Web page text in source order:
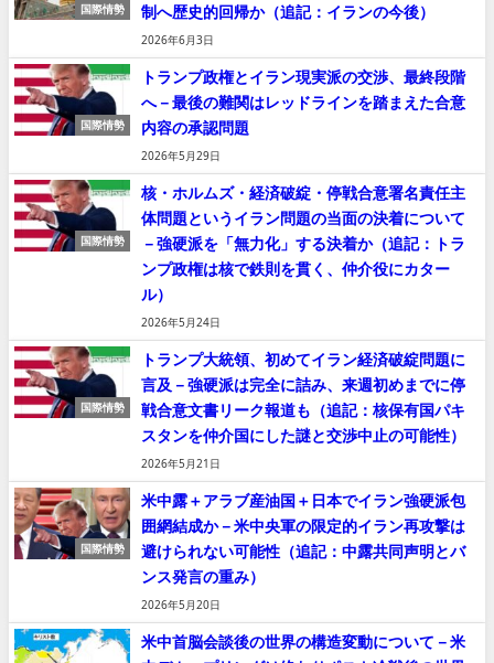
国際情勢
制へ歴史的回帰か（追記：イランの今後）
2026年6月3日
国際情勢
トランプ政権とイラン現実派の交渉、最終段階
へ－最後の難関はレッドラインを踏まえた合意
内容の承認問題
2026年5月29日
国際情勢
核・ホルムズ・経済破綻・停戦合意署名責任主
体問題というイラン問題の当面の決着について
－強硬派を「無力化」する決着か（追記：トラ
ンプ政権は核で鉄則を貫く、仲介役にカター
ル）
2026年5月24日
国際情勢
トランプ大統領、初めてイラン経済破綻問題に
言及－強硬派は完全に詰み、来週初めまでに停
戦合意文書リーク報道も（追記：核保有国パキ
スタンを仲介国にした謎と交渉中止の可能性）
2026年5月21日
国際情勢
米中露＋アラブ産油国＋日本でイラン強硬派包
囲網結成か－米中央軍の限定的イラン再攻撃は
避けられない可能性（追記：中露共同声明とバ
ンス発言の重み）
2026年5月20日
米中首脳会談後の世界の構造変動について－米